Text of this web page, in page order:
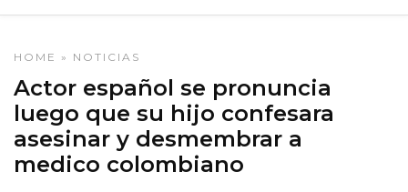
HOME » NOTICIAS
Actor español se pronuncia
luego que su hijo confesara
asesinar y desmembrar a
medico colombiano